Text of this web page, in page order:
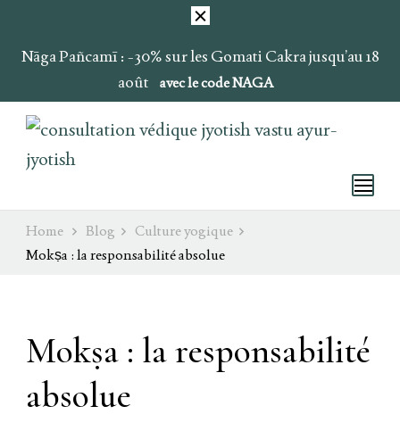
Nāga Pañcamī : -30% sur les Gomati Cakra jusqu’au 18
août
avec le code NAGA
Ojas & Soma
Ray of Light
Home Blog
Culture yogique
Mokṣa : la responsabilité absolue
Mokṣa : la responsabilité
absolue